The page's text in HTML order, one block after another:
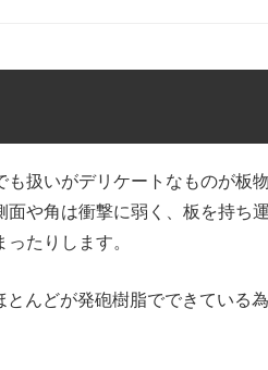
扱いがデリケートなものが板物
や角は衝撃に弱く、板を持ち
たりします。
んどが発砲樹脂でできている